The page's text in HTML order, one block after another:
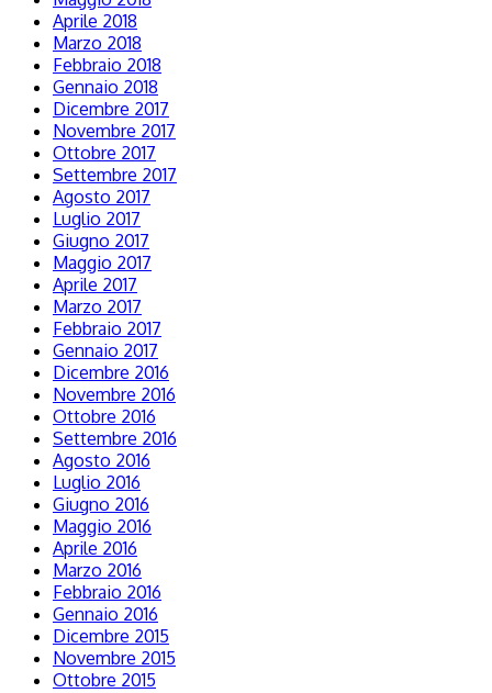
Aprile 2018
Marzo 2018
Febbraio 2018
Gennaio 2018
Dicembre 2017
Novembre 2017
Ottobre 2017
Settembre 2017
Agosto 2017
Luglio 2017
Giugno 2017
Maggio 2017
Aprile 2017
Marzo 2017
Febbraio 2017
Gennaio 2017
Dicembre 2016
Novembre 2016
Ottobre 2016
Settembre 2016
Agosto 2016
Luglio 2016
Giugno 2016
Maggio 2016
Aprile 2016
Marzo 2016
Febbraio 2016
Gennaio 2016
Dicembre 2015
Novembre 2015
Ottobre 2015